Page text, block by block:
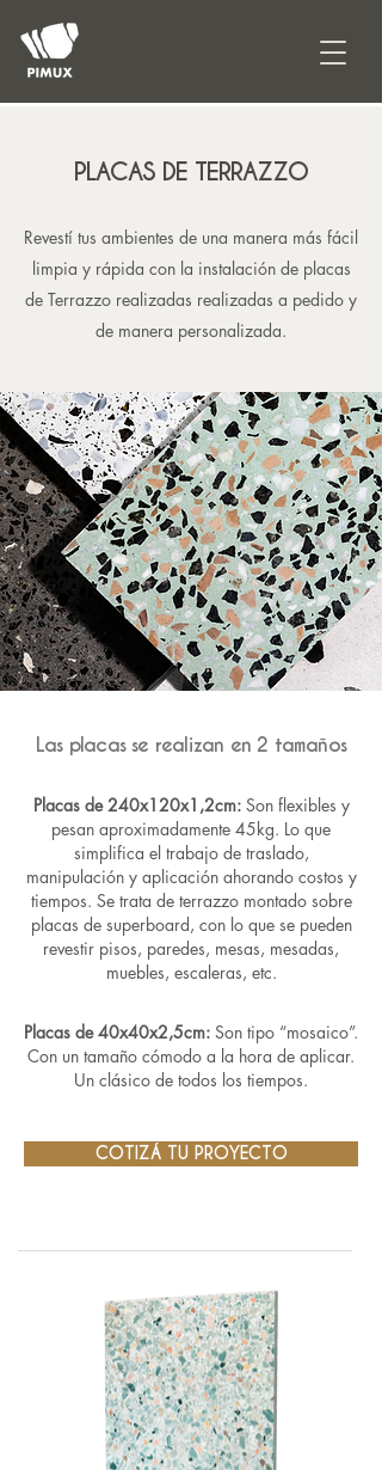
PLACAS DE TERRAZZO
Revestí tus ambientes de una manera más fácil
limpia y rápida con la instalación de placas
de Terrazzo realizadas realizadas a pedido y
de manera personalizada.
Las placas se realizan en 2 tamaños
Placas de 240x120x1,2cm:Son flexibles y
pesan aproximadamente 45kg. Lo que
simplifica el trabajo de traslado,
manipulación y aplicación ahorando costos y
tiempos. Se trata de terrazzo montado sobre
placas de superboard, con lo que se pueden
revestir pisos, paredes, mesas, mesadas,
muebles, escaleras, etc.
Placas de 40x40x2,5cm: Son tipo “mosaico”.
Con un tamaño cómodo a la hora de aplicar.
Un clásico de todos los tiempos.
COTIZÁ TU PROYECTO